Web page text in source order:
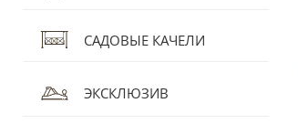
САДОВЫЕ КАЧЕЛИ
ЭКСКЛЮЗИВ